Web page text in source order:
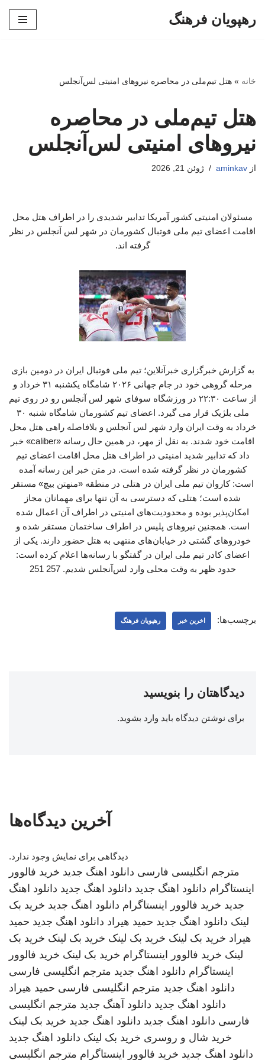
رهپویان فرهنگ
خانه » هتل تیم‌ملی در محاصره نیروهای امنیتی لس‌آنجلس
هتل تیم‌ملی در محاصره
نیروهای امنیتی لس‌آنجلس
از aminkav ژوئن 21, 2026
مسئولان امنیتی کشور آمریکا تدابیر شدیدی را در اطراف هتل محل
اقامت اعضای تیم ملی فوتبال کشورمان در شهر لس آنجلس در نظر
گرفته اند.
به گزارش خبرگزاری خبرآنلاین؛ تیم ملی فوتبال ایران در دومین بازی
مرحله گروهی خود در جام جهانی ۲۰۲۶ شامگاه یکشنبه ۳۱ خرداد و
از ساعت ۲۲:۳۰ در ورزشگاه سوفای شهر لس آنجلس رو در روی تیم
ملی بلژیک قرار می گیرد. اعضای تیم کشورمان شامگاه شنبه ۳۰
خرداد به وقت ایران وارد شهر لس آنجلس و بلافاصله راهی هتل محل
اقامت خود شدند. به نقل از مهر، در همین حال رسانه «caliber» خبر
داد که تدابیر شدید امنیتی در اطراف هتل محل اقامت اعضای تیم
کشورمان در نظر گرفته شده است. در متن خبر این رسانه آمده
است: کاروان تیم ملی ایران در هتلی در منطقه «منهتن بیچ» مستقر
شده است؛ هتلی که دسترسی به آن تنها برای مهمانان مجاز
امکان‌پذیر بوده و محدودیت‌های امنیتی در اطراف آن اعمال شده
است. همچنین نیروهای پلیس در اطراف ساختمان مستقر شده و
خودروهای گشتی در خیابان‌های منتهی به هتل حضور دارند. یکی از
اعضای کادر تیم ملی ایران در گفتگو با رسانه‌ها اعلام کرده است:
حدود ظهر به وقت محلی وارد لس‌آنجلس شدیم. 257 251
برچسب‌ها: اخرین خبر رهپویان فرهنگ
دیدگاهتان را بنویسید
برای نوشتن دیدگاه باید وارد بشوید.
آخرین دیدگاه‌ها
دیدگاهی برای نمایش وجود ندارد.
مترجم انگلیسی فارسی دانلود اهنگ جدید خرید فالوور
اینستاگرام دانلود اهنگ جدید دانلود اهنگ جدید دانلود اهنگ
جدید خرید فالوور اینستاگرام دانلود اهنگ جدید خرید بک
لینک دانلود اهنگ جدید حمید هیراد دانلود اهنگ جدید حمید
هیراد خرید بک لینک خرید بک لینک خرید بک لینک خرید بک
لینک خرید فالوور اینستاگرام خرید بک لینک خرید فالوور
اینستاگرام دانلود اهنگ جدید مترجم انگلیسی فارسی
دانلود اهنگ جدید مترجم انگلیسی فارسی حمید هیراد
دانلود اهنگ جدید دانلود آهنگ جدید مترجم انگلیسی
فارسی دانلود اهنگ جدید دانلود اهنگ جدید خرید بک لینک
خرید شال و روسری خرید بک لینک دانلود اهنگ جدید
دانلود اهنگ جدید خرید فالوور اینستاگرام مترجم انگلیسی